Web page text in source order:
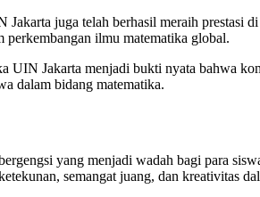
juga telah berhasil meraih prestasi
ilmu matematika global.
UIN Jakarta menjadi bukti nyata bahwa
dalam bidang matematika.
yang menjadi wadah bagi para
semangat juang, dan kreativitas